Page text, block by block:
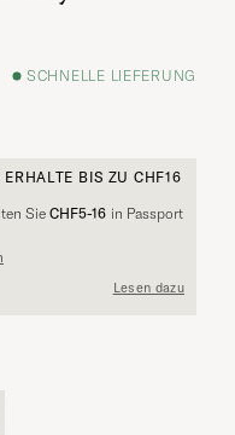
SCHNELLE LIEFERUNG
BIS ZU CHF16
Sie CHF5-16 in Passport
Lesen dazu